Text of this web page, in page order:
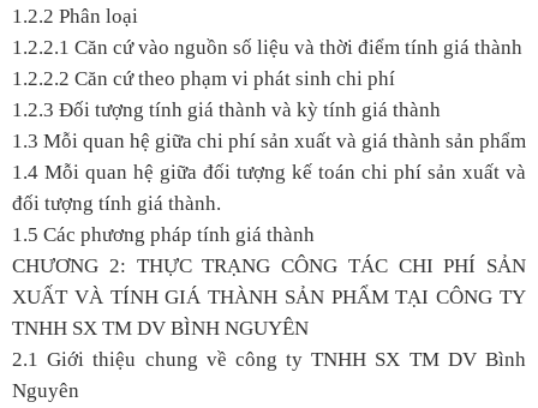
1.2.2 Phân loại
1.2.2.1 Căn cứ vào nguồn số liệu và thời điểm tính giá thành
1.2.2.2 Căn cứ theo phạm vi phát sinh chi phí
1.2.3 Đối tượng tính giá thành và kỳ tính giá thành
1.3 Mỗi quan hệ giữa chi phí sản xuất và giá thành sản phẩm
1.4 Mỗi quan hệ giữa đối tượng kế toán chi phí sản xuất và
đối tượng tính giá thành.
1.5 Các phương pháp tính giá thành
CHƯƠNG 2: THỰC TRẠNG CÔNG TÁC CHI PHÍ SẢN
XUẤT VÀ TÍNH GIÁ THÀNH SẢN PHẨM TẠI CÔNG TY
TNHH SX TM DV BÌNH NGUYÊN
2.1 Giới thiệu chung về công ty TNHH SX TM DV Bình
Nguyên